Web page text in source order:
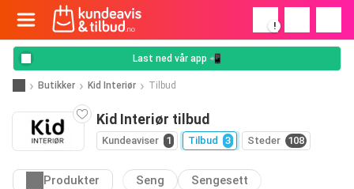
!
Last ned vår app 📲
Butikker Kid Interiør Tilbud
Kid Interiør tilbud
Kundeaviser 1 Tilbud 3 Steder 108
Produkter Seng
Sengesett